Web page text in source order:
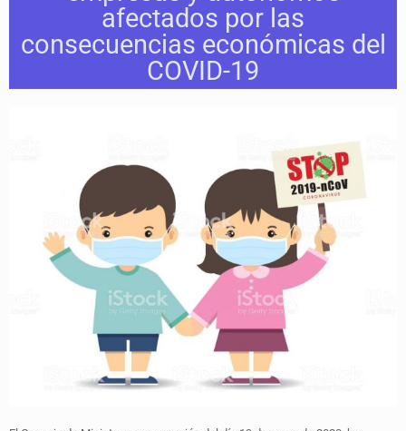
afectados por las
consecuencias económicas del
COVID-19